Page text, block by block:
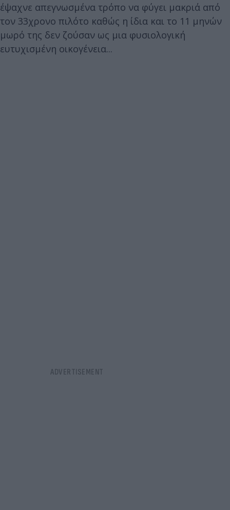
έψαχνε απεγνωσμένα τρόπο να φύγει μακριά από
τον 33χρονο πιλότο καθώς η ίδια και το 11 μηνών
μωρό της δεν ζούσαν ως μια φυσιολογική
ευτυχισμένη οικογένεια...